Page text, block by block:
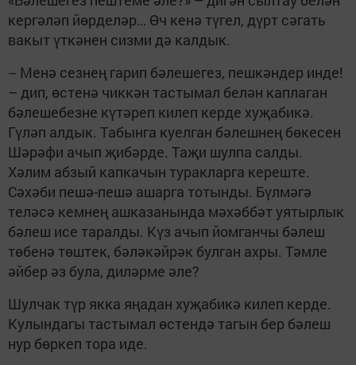
кергәләп йөрделәр… Өч кенә түгел, дүрт сәгать
вакыт үткәнен сизми дә калдык.
– Менә сезнең гарип бәлешегез, пешкәндер инде!
– дип, өстенә чиккән тастымал белән каплаган
бәлешебезне күтәреп килеп керде хуҗабикә.
Гүләп алдык. Табынга куелган бәлешнең бөкесен
Шәрәфи ачып җибәрде. Таҗи шулпа салды.
Хәлим абзый капкачын туракларга кереште.
Сәхәби пешә-пешә ашарга тотынды. Бүлмәгә
теләсә кемнең ашказанында мәхәббәт уятырлык
бәлеш исе таралды. Күз ачып йомганчы бәлеш
төбенә төштек, бәләкәйрәк булган ахры. Тәмле
әйбер әз була, диләрме әле?
Шулчак түр якка яңадан хуҗабикә килеп керде.
Кулындагы тастымал өстендә тагын бер бәлеш
нур бөркеп тора иде.